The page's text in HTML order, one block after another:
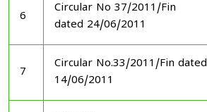
6
Circular No 37/2011/Fin
dated 24/06/2011
7
Circular No.33/2011/Fin dated
14/06/2011